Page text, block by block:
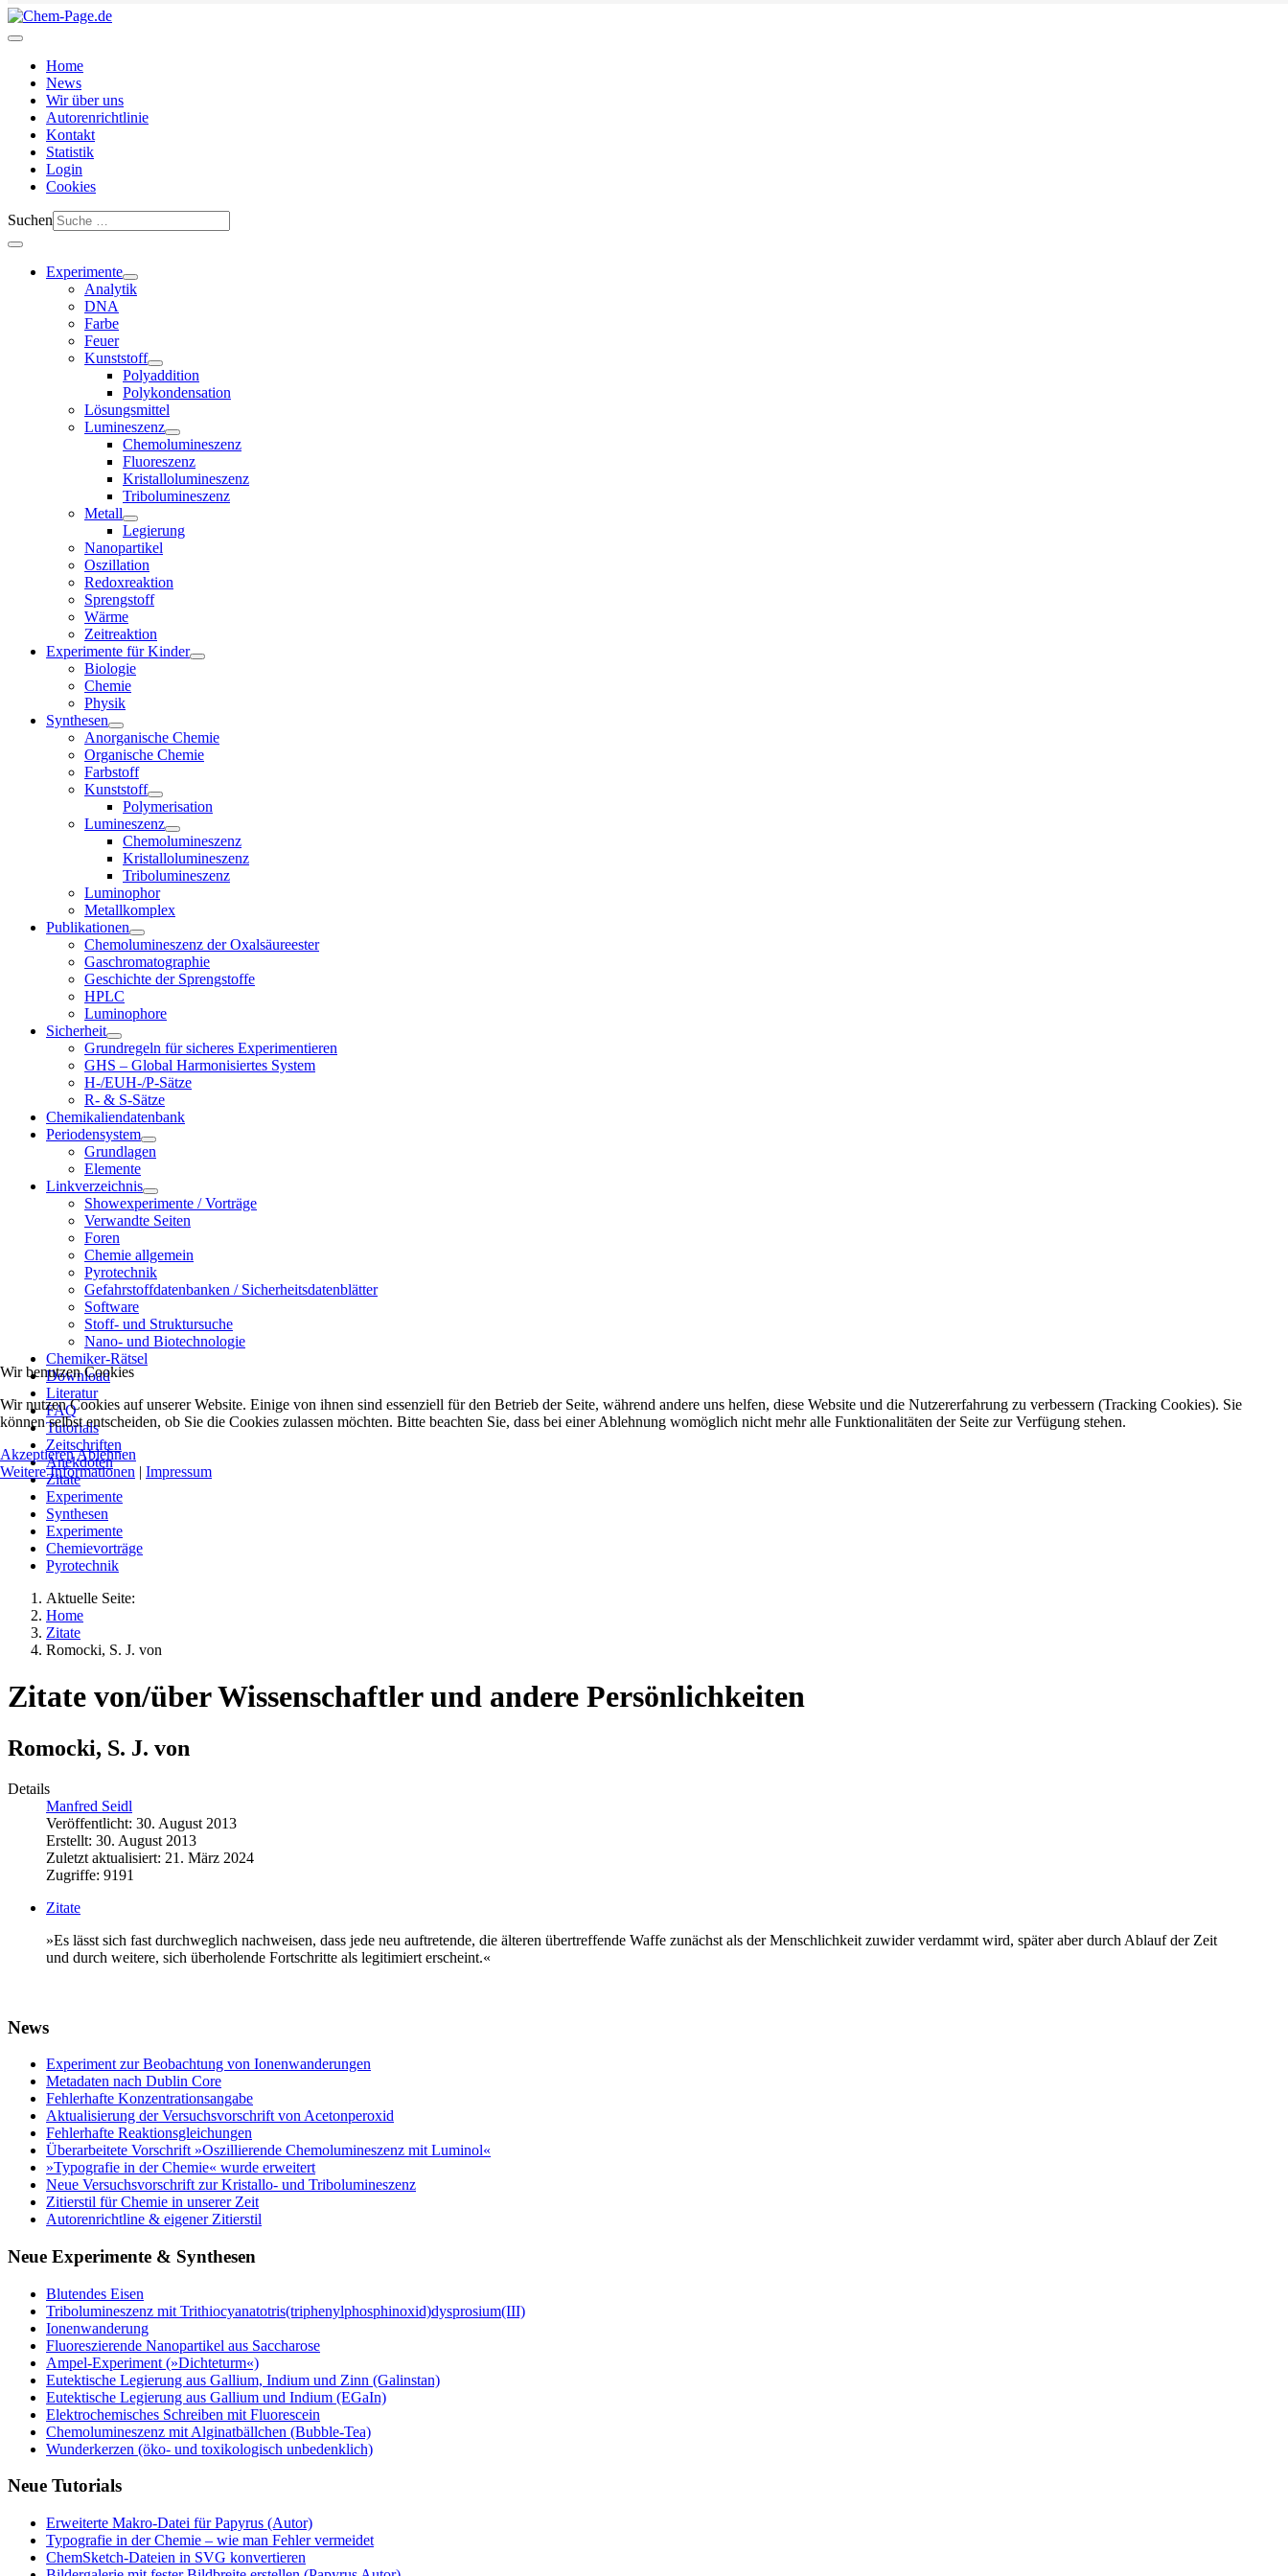
Home
News
Wir über uns
Autorenrichtlinie
Kontakt
Statistik
Login
Cookies
Suchen
Experimente
Analytik
DNA
Farbe
Feuer
Kunststoff
Polyaddition
Polykondensation
Lösungsmittel
Lumineszenz
Chemolumineszenz
Fluoreszenz
Kristallolumineszenz
Tribolumineszenz
Metall
Legierung
Nanopartikel
Oszillation
Redoxreaktion
Sprengstoff
Wärme
Zeitreaktion
Experimente für Kinder
Biologie
Chemie
Physik
Synthesen
Anorganische Chemie
Organische Chemie
Farbstoff
Kunststoff
Polymerisation
Lumineszenz
Chemolumineszenz
Kristallolumineszenz
Tribolumineszenz
Luminophor
Metallkomplex
Publikationen
Chemolumineszenz der Oxalsäureester
Gaschromatographie
Geschichte der Sprengstoffe
HPLC
Luminophore
Sicherheit
Grundregeln für sicheres Experimentieren
GHS – Global Harmonisiertes System
H-/EUH-/P-Sätze
R- & S-Sätze
Chemikaliendatenbank
Periodensystem
Grundlagen
Elemente
Linkverzeichnis
Showexperimente / Vorträge
Verwandte Seiten
Foren
Chemie allgemein
Pyrotechnik
Gefahrstoffdatenbanken / Sicherheitsdatenblätter
Software
Stoff- und Struktursuche
Nano- und Biotechnologie
Chemiker-Rätsel
Download
Literatur
FAQ
Tutorials
Zeitschriften
Anekdoten
Zitate
Experimente
Synthesen
Experimente
Chemievorträge
Pyrotechnik
Aktuelle Seite:
Home
Zitate
Romocki, S. J. von
Zitate von/über Wissenschaftler und andere Persönlichkeiten
Romocki, S. J. von
Details
Manfred Seidl
Veröffentlicht: 30. August 2013
Erstellt: 30. August 2013
Zuletzt aktualisiert: 21. März 2024
Zugriffe: 9191
Zitate
»Es lässt sich fast durchweglich nachweisen, dass jede neu auftretende, die älteren übertreffende Waffe zunächst als der Menschlichkeit zuwider verdammt wird, später aber durch Ablauf der Zeit
und durch weitere, sich überholende Fortschritte als legitimiert erscheint.«
News
Experiment zur Beobachtung von Ionenwanderungen
Metadaten nach Dublin Core
Fehlerhafte Konzentrationsangabe
Aktualisierung der Versuchsvorschrift von Acetonperoxid
Fehlerhafte Reaktionsgleichungen
Überarbeitete Vorschrift »Oszillierende Chemolumineszenz mit Luminol«
»Typografie in der Chemie« wurde erweitert
Neue Versuchsvorschrift zur Kristallo- und Tribolumineszenz
Zitierstil für Chemie in unserer Zeit
Autorenrichtline & eigener Zitierstil
Neue Experimente & Synthesen
Blutendes Eisen
Tribolumineszenz mit Trithiocyanatotris(triphenylphosphinoxid)dysprosium(III)
Ionenwanderung
Fluoreszierende Nanopartikel aus Saccharose
Ampel-Experiment (»Dichteturm«)
Eutektische Legierung aus Gallium, Indium und Zinn (Galinstan)
Eutektische Legierung aus Gallium und Indium (EGaIn)
Elektrochemisches Schreiben mit Fluorescein
Chemolumineszenz mit Alginatbällchen (Bubble-Tea)
Wunderkerzen (öko- und toxikologisch unbedenklich)
Neue Tutorials
Erweiterte Makro-Datei für Papyrus (Autor)
Typografie in der Chemie – wie man Fehler vermeidet
ChemSketch-Dateien in SVG konvertieren
Wir benutzen Cookies
Wir nutzen Cookies auf unserer Website. Einige von ihnen sind essenziell für den Betrieb der Seite, während andere uns helfen, diese Website und die Nutzererfahrung zu verbessern (Tracking Cookies). Sie
können selbst entscheiden, ob Sie die Cookies zulassen möchten. Bitte beachten Sie, dass bei einer Ablehnung womöglich nicht mehr alle Funktionalitäten der Seite zur Verfügung stehen.
AkzeptierenAblehnen
Weitere Informationen | Impressum